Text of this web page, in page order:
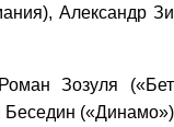
Александр
Зозуля
Беседин